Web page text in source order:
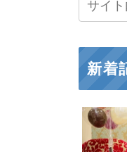
新着